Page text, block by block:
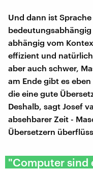
Und dann ist
abhängig vom
effizient und
aber auch schwer,
am Ende gibt es
die eine gute
Deshalb, sagt Josef
absehbarer Zeit -
Übersetzern
"Computer sind